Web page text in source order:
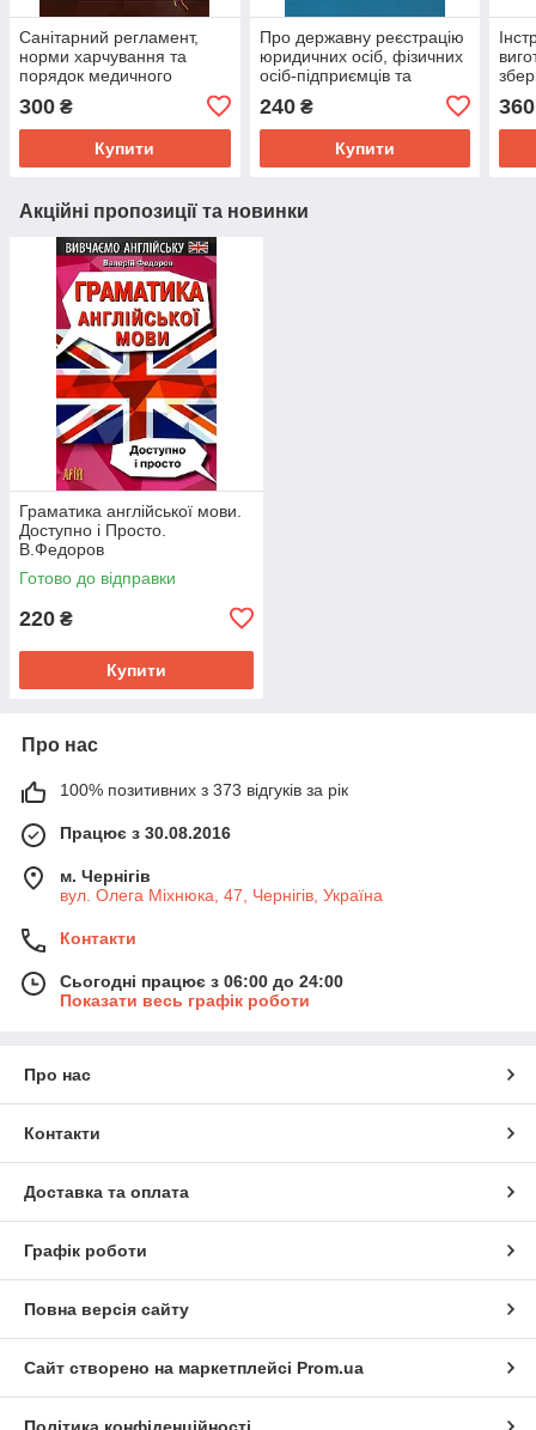
Санітарний регламент,
норми харчування та
порядок медичного
закладів освіти
300 ₴
Купити
Про державну реєстрацію
юридичних осіб, фізичних
осіб-підприємців та
громадських формувань
240₴
Купити
360
Акційні пропозиції та новинки
Граматика англійської мови.
Доступно і Просто.
В.Федоров
Готово до відправки
220 ₴
Купити
Про нас
100% позитивних з 373 відгуків за рік
Працює з 30.08.2016
м. Чернігів
вул. Олега Міхнюка, 47, Чернігів, Україна
Контакти
Сьогодні працює з 06:00 до 24:00
Показати весь графік роботи
Про нас
Контакти
Доставка та оплата
Графік роботи
Повна версія сайту
Сайт створено на маркетплейсі Prom.ua